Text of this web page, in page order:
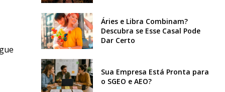
Áries e Libra Combinam?
Descubra se Esse Casal Pode
Dar Certo
Sua Empresa Está Pronta para
o SGEO e AEO?